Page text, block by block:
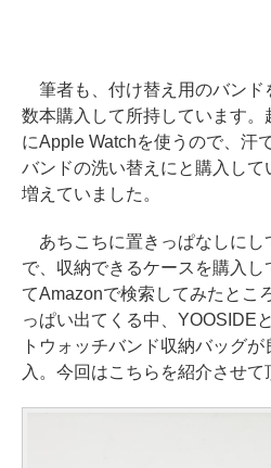
筆者も、付け替え用のバンド
数本購入して所持しています
にApple Watchを使うので、汗
バンドの洗い替えにと購入し
増えていました。
あちこちに置きっぱなしにし
で、収納できるケースを購入
てAmazonで検索してみたとこ
っぱい出てくる中、YOOSIDE
トウォッチバンド収納バッグ
入。今回はこちらを紹介させて